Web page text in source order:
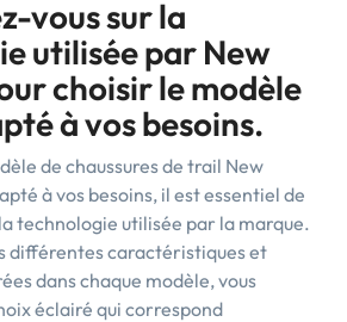
vous sur la
utilisée par New
choisir le modèle
à vos besoins.
de chaussures de trail New
à vos besoins, il est essentiel de
technologie utilisée par la marque.
différentes caractéristiques et
dans chaque modèle, vous
éclairé qui correspond